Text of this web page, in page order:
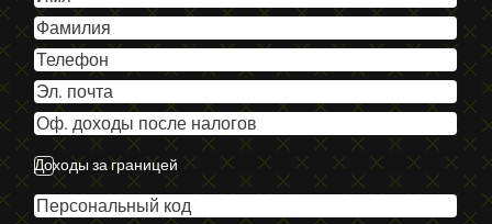
-Tonēti aizmugurējie stikli.
-Jumta reliņi.
-Lietus sensors.
-Panorāmas lūka.
-Priekšējie parkošanās sensori.
-Miglas lukturi.
-Atpakaļskata kamera.
Доходы за границей